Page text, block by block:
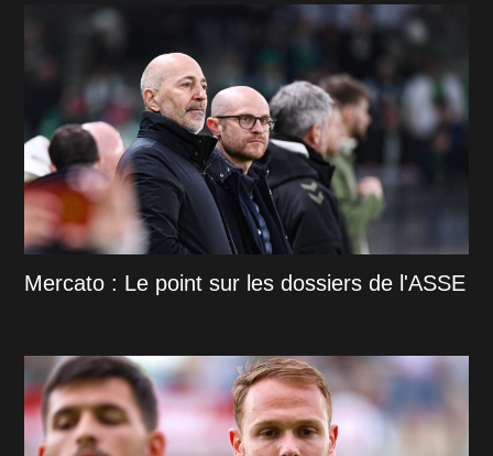
Mercato : Le point sur les dossiers de l'ASSE